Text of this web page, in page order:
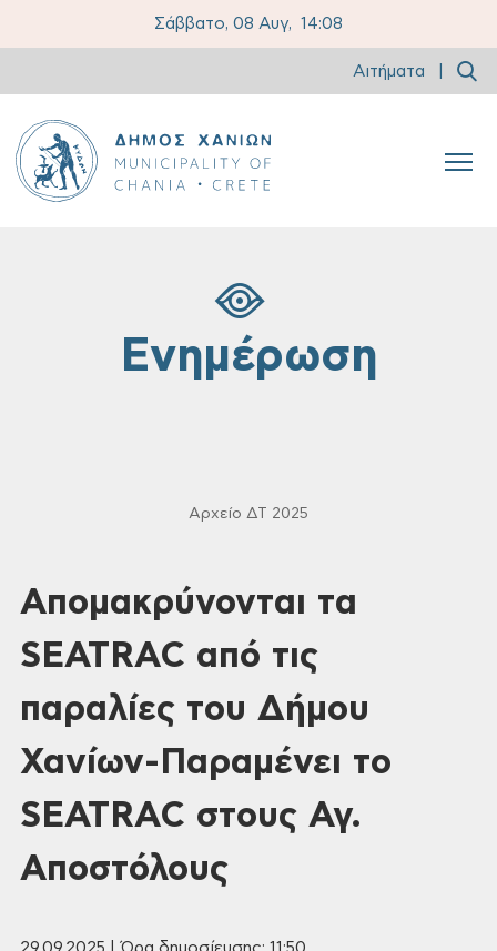
Σάββατο, 08 Αυγ, 14:08
Αιτήματα
Ενημέρωση
Αρχείο ΔΤ 2025
Απομακρύνονται τα
SEATRAC από τις
παραλίες του Δήμου
Χανίων-Παραμένει το
SEATRAC στους Αγ.
Αποστόλους